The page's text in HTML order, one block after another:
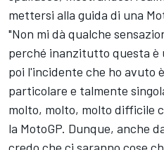
mettersi alla guida di una
"Non mi dà qualche
perché inanzitutto questa è
poi l'incidente che ho avuto
particolare e talmente
molto, molto, molto difficile
la MotoGP. Dunque, anche